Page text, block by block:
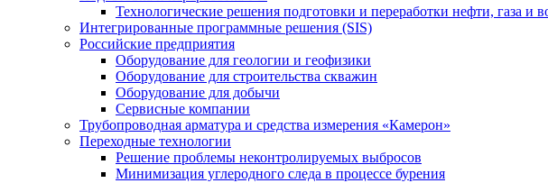
Технологические решения подготовки и переработки нефти, газа и
Интегрированные программные решения (SIS)
Российские предприятия
Оборудование для геологии и геофизики
Оборудование для строительства скважин
Оборудование для добычи
Сервисные компании
Трубопроводная арматура и средства измерения «Камерон»
Переходные технологии
Решение проблемы неконтролируемых выбросов
Минимизация углеродного следа в процессе бурения